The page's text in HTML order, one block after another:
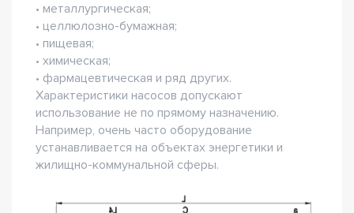
• металлургическая;
• целлюлозно-бумажная;
• пищевая;
• химическая;
• фармацевтическая и ряд других.
Характеристики насосов допускают
использование не по прямому назначению.
Например, очень часто оборудование
устанавливается на объектах энергетики и
жилищно-коммунальной сферы.